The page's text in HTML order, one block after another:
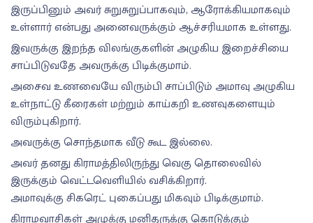
இருப்பினும் அவர் சுறுசுறுப்பாகவும், ஆரோக்கியமாகவும்
உள்ளார் என்பது அனைவருக்கும் ஆச்சரியமாக உள்ளது.
இவருக்கு இறந்த விலங்குகளின் அழுகிய இறைச்சியை
சாப்பிடுவதே அவருக்கு பிடிக்குமாம்.
அசைவ உணவையே விரும்பி சாப்பிடும் அமாவு அழுகிய
உள்நாட்டு கீரைகள் மற்றும் காய்கறி உணவுகளையும்
விரும்புகிறார்.
அவருக்கு சொந்தமாக வீடு கூட இல்லை.
அவர் தனது கிராமத்திலிருந்து வெகு தொலைவில்
இருக்கும் வெட்டவெளியில் வசிக்கிறார்.
அமாவுக்கு சிகரெட் புகைப்பது மிகவும் பிடிக்குமாம்.